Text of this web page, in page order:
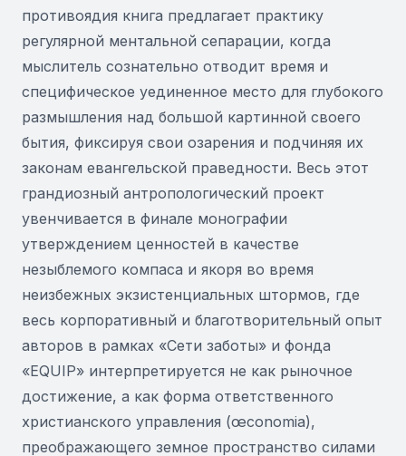
противоядия книга предлагает практику
регулярной ментальной сепарации, когда
мыслитель сознательно отводит время и
специфическое уединенное место для глубокого
размышления над большой картинной своего
бытия, фиксируя свои озарения и подчиняя их
законам евангельской праведности. Весь этот
грандиозный антропологический проект
увенчивается в финале монографии
утверждением ценностей в качестве
незыблемого компаса и якоря во время
неизбежных экзистенциальных штормов, где
весь корпоративный и благотворительный опыт
авторов в рамках «Сети заботы» и фонда
«EQUIP» интерпретируется не как рыночное
достижение, а как форма ответственного
христианского управления (œconomia),
преображающего земное пространство силами